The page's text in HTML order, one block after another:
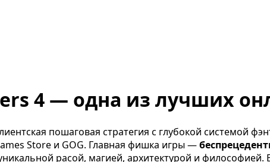
4 — одна из лучших
пошаговая стратегия с глубокой системой
Store и GOG. Главная фишка игры —
расой, магией, архитектурой и философией.